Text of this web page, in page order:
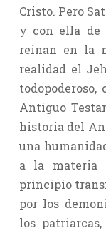
Cristo. Pero
y con ella de
reinan en la
realidad el
Antiguo
historia del
una
a la materia
principio
por los
los